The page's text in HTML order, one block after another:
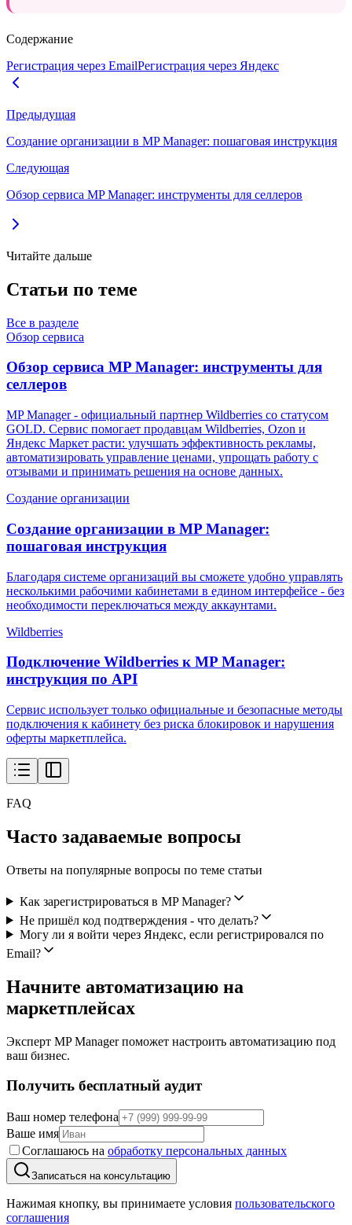
Содержание
Регистрация через EmailРегистрация через Яндекс
Предыдущая
Создание организации в MP Manager: пошаговая инструкция
Следующая
Обзор сервиса MP Manager: инструменты для селлеров
Читайте дальше
Статьи по теме
Все в разделе
Обзор сервиса
Обзор сервиса MP Manager: инструменты для
селлеров
MP Manager - официальный партнер Wildberries со статусом
GOLD. Сервис помогает продавцам Wildberries, Ozon и
Яндекс Маркет расти: улучшать эффективность рекламы,
автоматизировать управление ценами, упрощать работу с
отзывами и принимать решения на основе данных.
Создание организации
Создание организации в MP Manager:
пошаговая инструкция
Благодаря системе организаций вы сможете удобно управлять
несколькими рабочими кабинетами в едином интерфейсе - без
необходимости переключаться между аккаунтами.
Wildberries
Подключение Wildberries к MP Manager:
инструкция по API
Сервис использует только официальные и безопасные методы
подключения к кабинету без риска блокировок и нарушения
оферты маркетплейса.
FAQ
Часто задаваемые вопросы
Ответы на популярные вопросы по теме статьи
Как зарегистрироваться в MP Manager?
Не пришёл код подтверждения - что делать?
Могу ли я войти через Яндекс, если регистрировался по
Email?
Начните автоматизацию на
маркетплейсах
Эксперт MP Manager поможет настроить автоматизацию под
ваш бизнес.
Получить бесплатный аудит
Ваш номер телефона
Ваше имя
Соглашаюсь на обработку персональных данных
Записаться на консультацию
Нажимая кнопку, вы принимаете условия пользовательского
соглашения